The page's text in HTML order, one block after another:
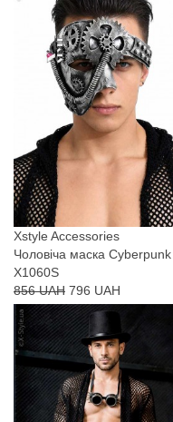
Xstyle Accessories
Чоловіча маска Cyberpunk
X1060S
856 UAH 796 UAH